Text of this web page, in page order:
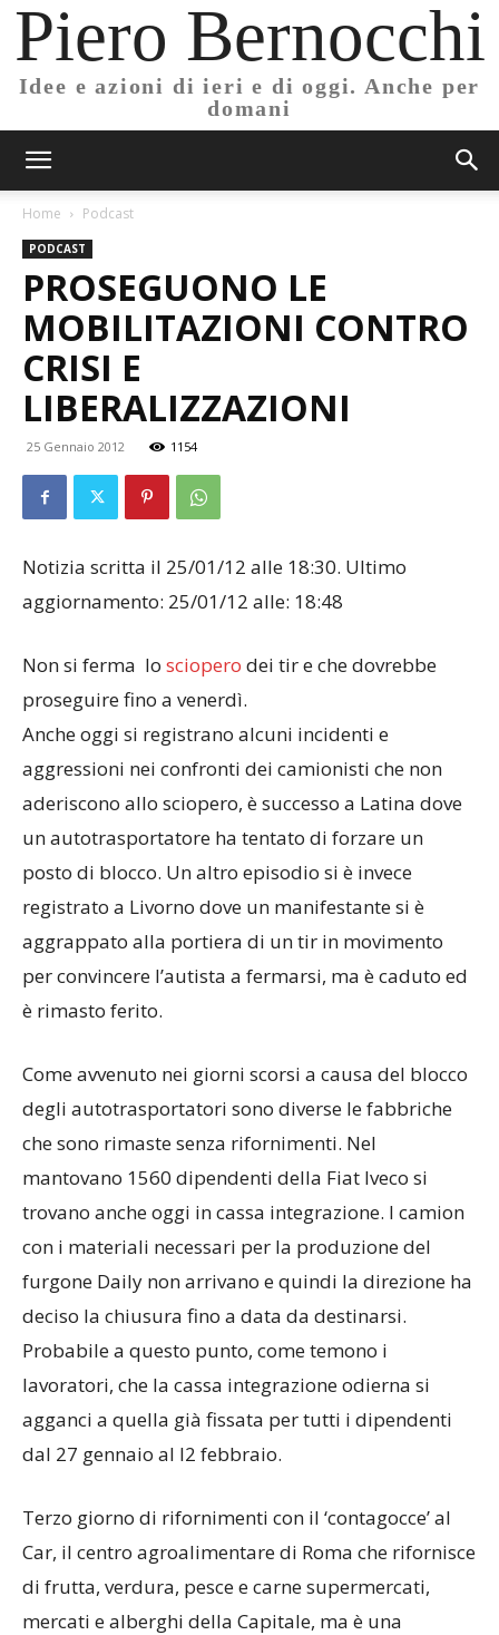
Piero Bernocchi
Idee e azioni di ieri e di oggi. Anche per
domani
Home Podcast
PODCAST
PROSEGUONO LE
MOBILITAZIONI CONTRO
CRISI E
LIBERALIZZAZIONI
25 Gennaio 2012 1154
Notizia scritta il 25/01/12 alle 18:30. Ultimo
aggiornamento: 25/01/12 alle: 18:48
Non si ferma lo sciopero dei tir e che dovrebbe
proseguire fino a venerdì.
Anche oggi si registrano alcuni incidenti e
aggressioni nei confronti dei camionisti che non
aderiscono allo sciopero, è successo a Latina dove
un autotrasportatore ha tentato di forzare un
posto di blocco. Un altro episodio si è invece
registrato a Livorno dove un manifestante si è
aggrappato alla portiera di un tir in movimento
per convincere l’autista a fermarsi, ma è caduto ed
è rimasto ferito.
Come avvenuto nei giorni scorsi a causa del blocco
degli autotrasportatori sono diverse le fabbriche
che sono rimaste senza rifornimenti. Nel
mantovano 1560 dipendenti della Fiat Iveco si
trovano anche oggi in cassa integrazione. I camion
con i materiali necessari per la produzione del
furgone Daily non arrivano e quindi la direzione ha
deciso la chiusura fino a data da destinarsi.
Probabile a questo punto, come temono i
lavoratori, che la cassa integrazione odierna si
agganci a quella già fissata per tutti i dipendenti
dal 27 gennaio al l2 febbraio.
Terzo giorno di rifornimenti con il ‘contagocce’ al
Car, il centro agroalimentare di Roma che rifornisce
di frutta, verdura, pesce e carne supermercati,
mercati e alberghi della Capitale, ma è una